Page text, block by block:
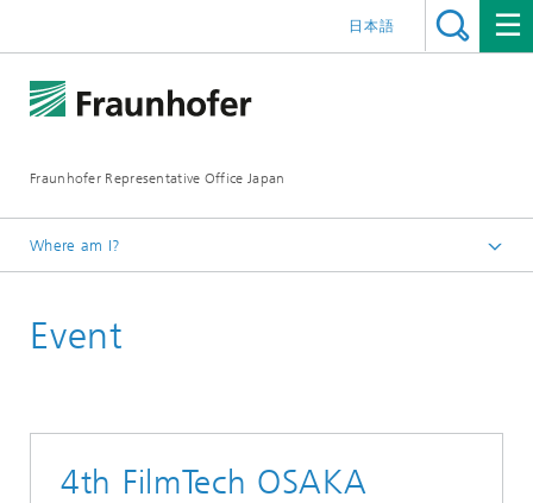
Fraunhofer Representative Office Japan
日本語
Where am I?
Events
Event
4th FilmTech OSAKA